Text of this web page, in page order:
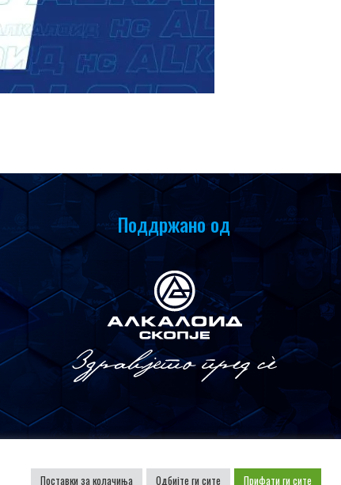
Поддржано од
Поставки за колачиња Одбијте ги сите Прифати ги сите